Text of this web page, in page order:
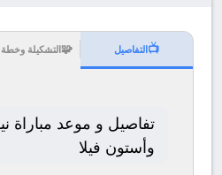
📺التفاصيل 🧩التشكيلة
تفاصيل و موعد مباراة
وأستون فيلا